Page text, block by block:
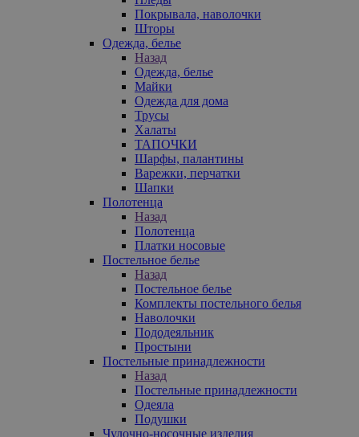
Покрывала, наволочки
Шторы
Одежда, белье
Назад
Одежда, белье
Майки
Одежда для дома
Трусы
Халаты
ТАПОЧКИ
Шарфы, палантины
Варежки, перчатки
Шапки
Полотенца
Назад
Полотенца
Платки носовые
Постельное белье
Назад
Постельное белье
Комплекты постельного белья
Наволочки
Пододеяльник
Простыни
Постельные принадлежности
Назад
Постельные принадлежности
Одеяла
Подушки
Чулочно-носочные изделия